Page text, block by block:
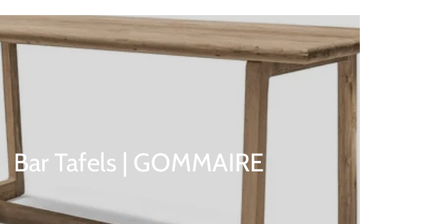
Bar Tafels | GOMMAIRE